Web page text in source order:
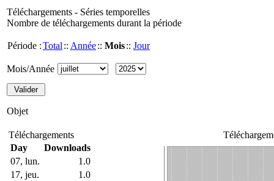
Téléchargements - Séries temporelles
Nombre de téléchargements durant la période
Période :Total :: Année:: Mois:: Jour
Mois/Année
Objet
Téléchargements
Day
Downloads
07, lun.
1.0
17, jeu.
1.0